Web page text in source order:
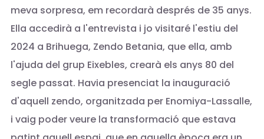
meva sorpresa, em recordarà després de 35 anys.
Ella accedirà a l'entrevista i jo visitaré l'estiu del
2024 a Brihuega, Zendo Betania, que ella, amb
l'ajuda del grup Eixebles, crearà els anys 80 del
segle passat. Havia presenciat la inauguració
d'aquell zendo, organitzada per Enomiya-Lassalle,
i vaig poder veure la transformació que estava